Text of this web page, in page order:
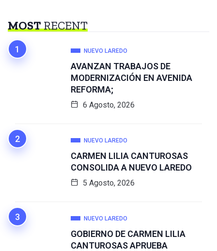
MOSTRECENT
NUEVO LAREDO
AVANZAN TRABAJOS DE
MODERNIZACIÓN EN AVENIDA
REFORMA;
6 Agosto, 2026
NUEVO LAREDO
CARMEN LILIA CANTUROSAS
CONSOLIDA A NUEVO LAREDO
5 Agosto, 2026
NUEVO LAREDO
GOBIERNO DE CARMEN LILIA
CANTUROSAS APRUEBA